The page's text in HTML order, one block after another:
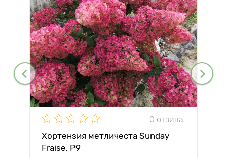
0 отзива
Хортензия метличеста Sunday
Fraise, P9